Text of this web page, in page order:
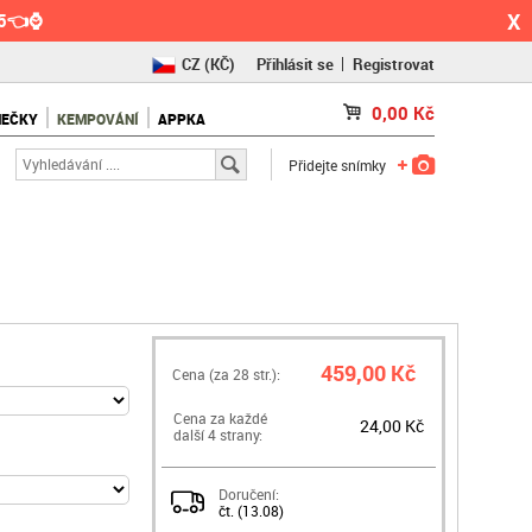
X
CZ(KČ)
RO(RON)
Přihlásit se Registrovat
KEMPOVÁNÍ APPKA 0,00 Kč
Přidejte snímky
Cena (za 28 str.): 459,00 Kč
Cena za každé
další 4 strany:
24,00 Kč
Doručení:
čt. (13.08)